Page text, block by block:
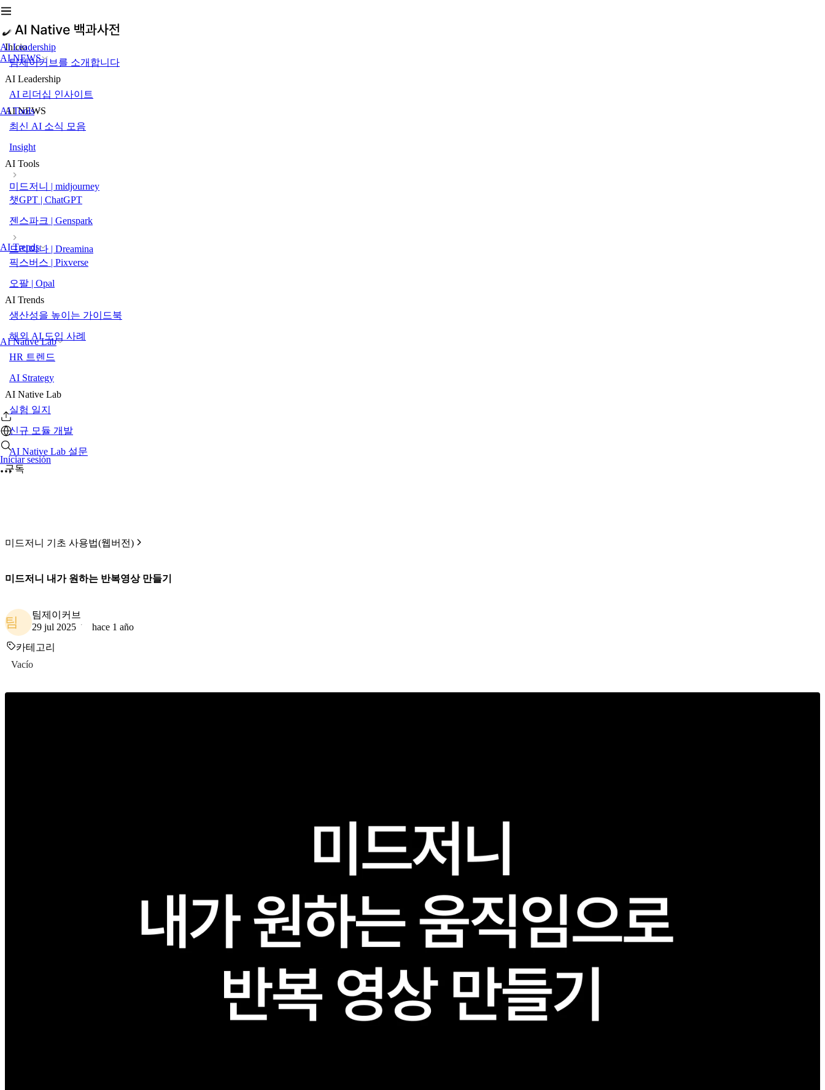
AI Leadership
AI NEWS
AI Tools
AI Trends
AI Native Lab
Iniciar sesión
Inicio
팀제이커브를 소개합니다
AI Leadership
AI 리더십 인사이트
AI NEWS
최신 AI 소식 모음
Insight
AI Tools
미드저니 | midjourney
챗GPT | ChatGPT
젠스파크 | Genspark
드리미나 | Dreamina
픽스버스 | Pixverse
오팔 | Opal
AI Trends
생산성을 높이는 가이드북
해외 AI 도입 사례
HR 트렌드
AI Strategy
AI Native Lab
실험 일지
신규 모듈 개발
AI Native Lab 설문
구독
미드저니 기초 사용법(웹버전)
미드저니 내가 원하는 반복영상 만들기
팀
팀제이커브
29 jul 2025
hace 1 año
카테고리
Vacío